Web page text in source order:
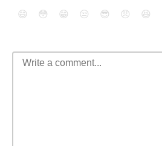
😄 😳 😁 😒 😎 😠 😆